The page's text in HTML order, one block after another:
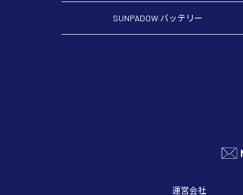
SUNPADOW バッテリー
運営会社